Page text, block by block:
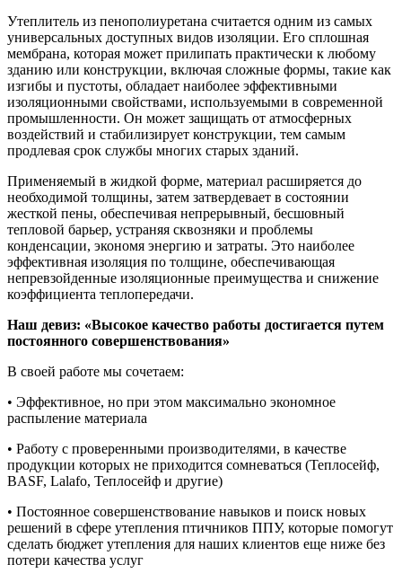
Утеплитель из пенополиуретана считается одним из самых
универсальных доступных видов изоляции. Его сплошная
мембрана, которая может прилипать практически к любому
зданию или конструкции, включая сложные формы, такие как
изгибы и пустоты, обладает наиболее эффективными
изоляционными свойствами, используемыми в современной
промышленности. Он может защищать от атмосферных
воздействий и стабилизирует конструкции, тем самым
продлевая срок службы многих старых зданий.
Применяемый в жидкой форме, материал расширяется до
необходимой толщины, затем затвердевает в состоянии
жесткой пены, обеспечивая непрерывный, бесшовный
тепловой барьер, устраняя сквозняки и проблемы
конденсации, экономя энергию и затраты. Это наиболее
эффективная изоляция по толщине, обеспечивающая
непревзойденные изоляционные преимущества и снижение
коэффициента теплопередачи.
Наш девиз: «Высокое качество работы достигается путем
постоянного совершенствования»
В своей работе мы сочетаем:
• Эффективное, но при этом максимально экономное
распыление материала
• Работу с проверенными производителями, в качестве
продукции которых не приходится сомневаться (Теплосейф,
BASF, Lalafo, Теплосейф и другие)
• Постоянное совершенствование навыков и поиск новых
решений в сфере утепления птичников ППУ, которые помогут
сделать бюджет утепления для наших клиентов еще ниже без
потери качества услуг